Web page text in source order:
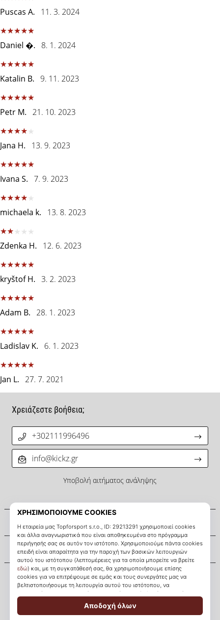
Puscas A. 11. 3. 2024
Daniel �. 8. 1. 2024
Katalin B. 9. 11. 2023
Petr M. 21. 10. 2023
Jana H. 13. 9. 2023
Ivana S. 7. 9. 2023
michaela k. 13. 8. 2023
Zdenka H. 12. 6. 2023
kryštof H. 3. 2. 2023
Adam B. 28. 1. 2023
Ladislav K. 6. 1. 2023
Jan L. 27. 7. 2021
Σχετικά μ' εμάς
Εξυπηρέτηση πελατών
Χρειάζεστε βοήθεια;
+302111996496
info@kickz.gr
Υποβολή αιτήματος ανάληψης